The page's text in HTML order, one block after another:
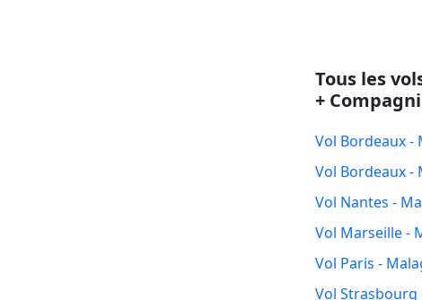
Tous les
+
Vol Bordeaux -
Vol Bordeaux -
Vol Nantes -
Vol Marseille -
Vol Paris -
Vol Strasbourg